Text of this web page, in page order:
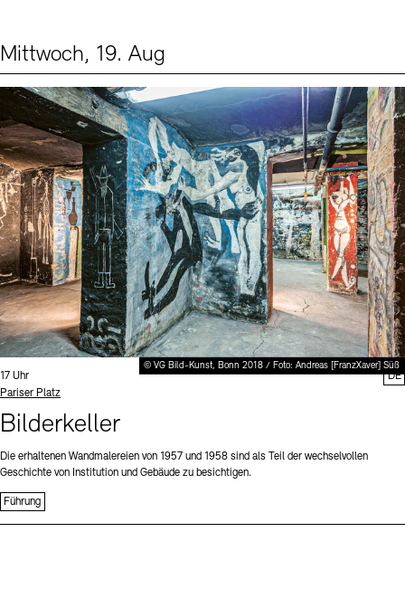
Mittwoch, 19. Aug
© VG Bild-Kunst, Bonn 2018 / Foto: Andreas [FranzXaver] Süß
Uhrzeit:
17 Uhr
Standort
Pariser Platz
Bilderkeller
Die erhaltenen Wandmalereien von 1957 und 1958 sind als Teil der wechselvollen
Geschichte von Institution und Gebäude zu besichtigen.
Führung
DE